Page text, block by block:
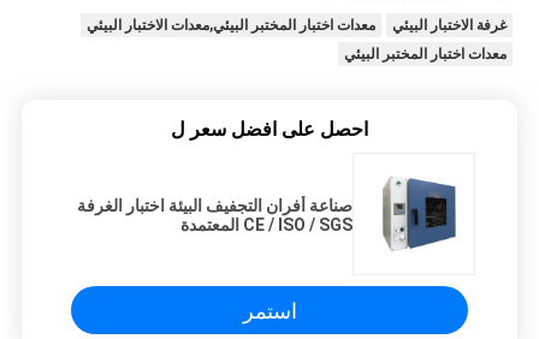
غرفة الاختبار البيئي
معدات اختبار المختبر البيئي,معدات الاختبار البيئي
معدات اختبار المختبر البيئي
احصل على افضل سعر ل
صناعة أفران التجفيف البيئة اختبار الغرفة
CE / ISO / SGS المعتمدة
استمر